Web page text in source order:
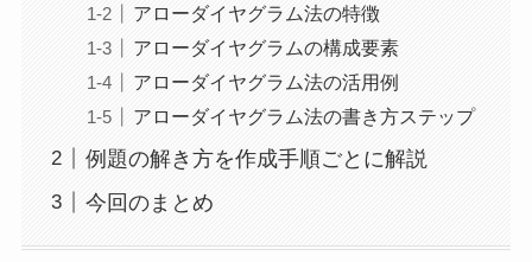
アローダイヤグラム法の特徴
アローダイヤグラムの構成要素
アローダイヤグラム法の活用例
アローダイヤグラム法の書き方ステップ
例題の解き方を作成手順ごとに解説
今回のまとめ